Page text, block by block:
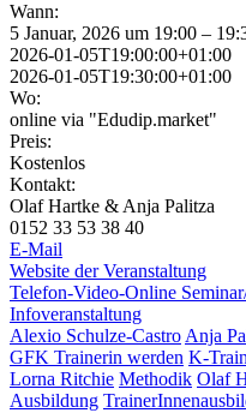
Wann:
5 Januar, 2026 um 19:00 –
2026-01-05T19:00:00+01:00
2026-01-05T19:30:00+01:00
Wo:
online via "Edudip.market"
Preis:
Kostenlos
Kontakt:
Olaf Hartke & Anja Palitza
0152 33 53 38 40
E-Mail
Website der Veranstaltung
Telefon-Video-Online
Infoveranstaltung
Alexio Schulze-CastroAnja
GFK Trainerin werden K-
Lorna Ritchie Methodik Olaf
Ausbildung